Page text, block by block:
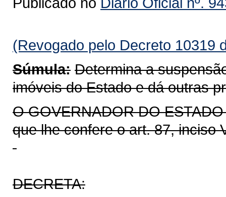
(Revogado pelo Decreto 10319
Súmula: Determina a
imóveis do Estado e dá outras
O GOVERNADOR DO
que lhe confere o art. 87, inciso
DECRETA: